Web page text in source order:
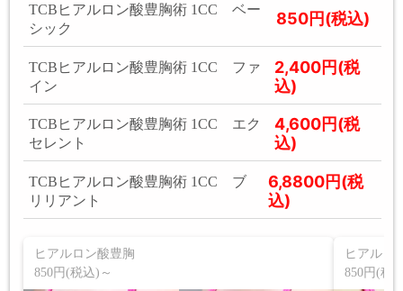
TCBヒアルロン酸豊胸術 1CC ベー
シック
850円(税込)
TCBヒアルロン酸豊胸術 1CC ファ
イン
2,400円(税
込)
TCBヒアルロン酸豊胸術 1CC エク
セレント
4,600円(税
込)
TCBヒアルロン酸豊胸術 1CC ブ
リリアント
6,8800円(税
込)
ヒアルロン酸豊胸
850円(税込)～
ヒアルロ
850円(